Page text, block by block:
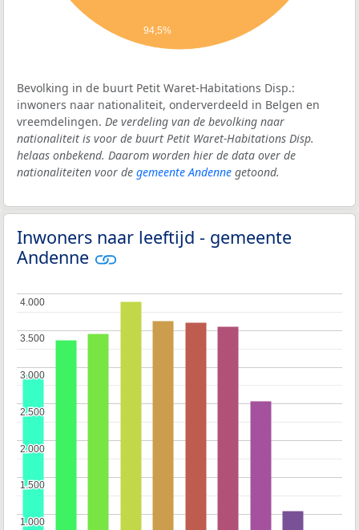
94,5%
Bevolking in de buurt Petit Waret-Habitations Disp.:
inwoners naar nationaliteit, onderverdeeld in Belgen en
vreemdelingen. De verdeling van de bevolking naar
nationaliteit is voor de buurt Petit Waret-Habitations Disp.
helaas onbekend. Daarom worden hier de data over de
nationaliteiten voor de gemeente Andenne getoond.
Inwoners naar leeftijd - gemeente
Andenne
1.000
1.000
1.500
1.500
2.000
2.000
2.500
2.500
3.000
3.000
3.500
3.500
4.000
4.000